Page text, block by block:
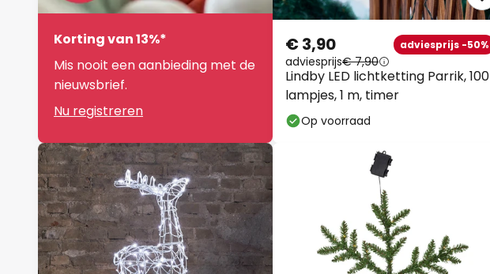
Korting van 13%*
Mis nooit een aanbieding met de
nieuwsbrief.
Nu registreren
Lindby LED lichtketting Parrik, 100
lampjes, 1 m, timer
€ 3,90 adviesprijs -50%
adviesprijs€ 7,90
Op voorraad